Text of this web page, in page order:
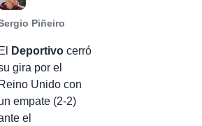
Piñeiro
El Deportivo cerró
gira por el
Reino Unido con
empate (2-2)
el